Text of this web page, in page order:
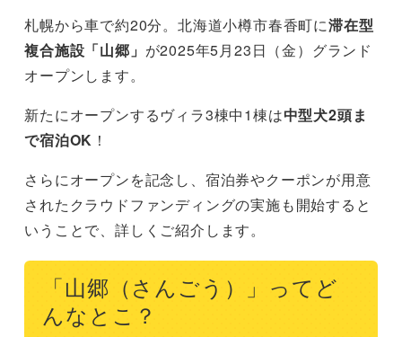
札幌から車で約20分。北海道小樽市春香町に滞在型
複合施設「山郷」 が2025年5月23日（金）グランド
オープンします。
新たにオープンするヴィラ3棟中1棟は中型犬2頭ま
で宿泊OK ！
さらにオープンを記念し、宿泊券やクーポンが用意
されたクラウドファンディングの実施も開始すると
いうことで、詳しくご紹介します。
「山郷（さんごう）」ってど
んなとこ？